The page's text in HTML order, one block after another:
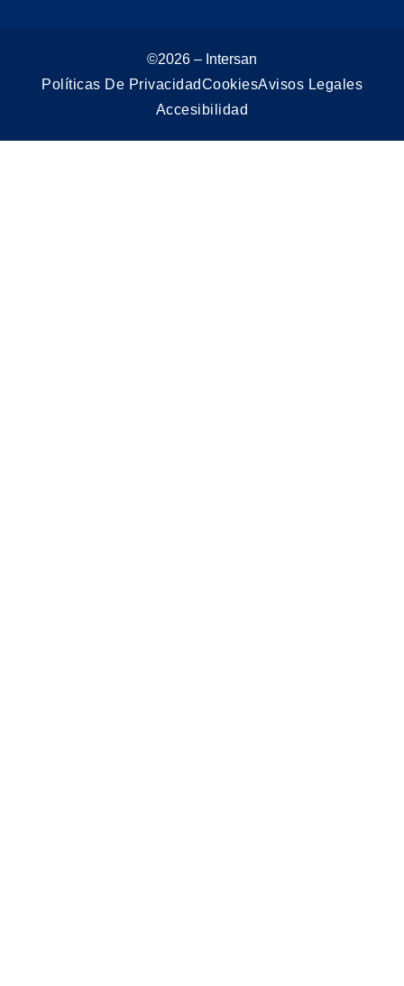
©2026 – Intersan
Políticas De PrivacidadCookiesAvisos Legales
Accesibilidad